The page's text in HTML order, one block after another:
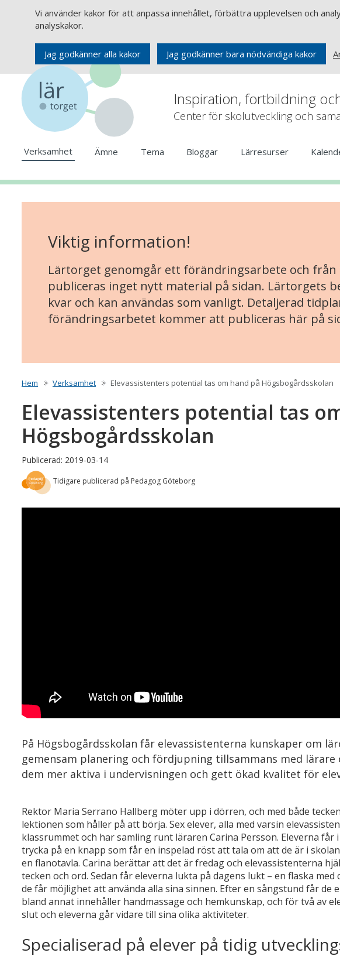
Vi använder kakor för att anpassa innehållet, förbättra upplevelsen och
analyskakor.
Jag godkänner alla kakor Jag godkänner bara nödvändiga kakor
Inspiration, fortbildning
Center för skolutveckling och
Verksamhet Ämne Tema Bloggar Lärresurser
Viktig information!
Lärtorget genomgår ett förändringsarbete och från
publiceras inget nytt material på sidan. Lärtorgets
kvar och kan användas som vanligt. Detaljerad
förändringsarbetet kommer att publiceras här på
Hem Verksamhet Elevassistenters potential tas om hand på Högsbogårdsskolan
Elevassistenters potential tas
Högsbogårdsskolan
Publicerad: 2019-03-14
Tidigare publicerad på Pedagog Göteborg
På Högsbogårdsskolan får elevassistenterna kunskaper om
gemensam planering och fördjupning tillsammans med
dem mer aktiva i undervisningen och gett ökad kvalitet för
Rektor Maria Serrano Hallberg möter upp i dörren, och med både
lektionen som håller på att börja. Sex elever, alla med varsin
klassrummet och har samling runt läraren Carina Persson. Eleverna får
trycka på en knapp som får en inspelad röst att tala om att de är i
en flanotavla. Carina berättar att det är fredag och elevassistenterna
tecken och ord. Sedan får eleverna lukta på dagens lukt – en flaska
de får möjlighet att använda alla sina sinnen. Efter en sångstund får de
bland annat innehåller handmassage och hemkunskap, och för två av
slut och eleverna går vidare till sina olika aktiviteter.
Specialiserad på elever på tidig